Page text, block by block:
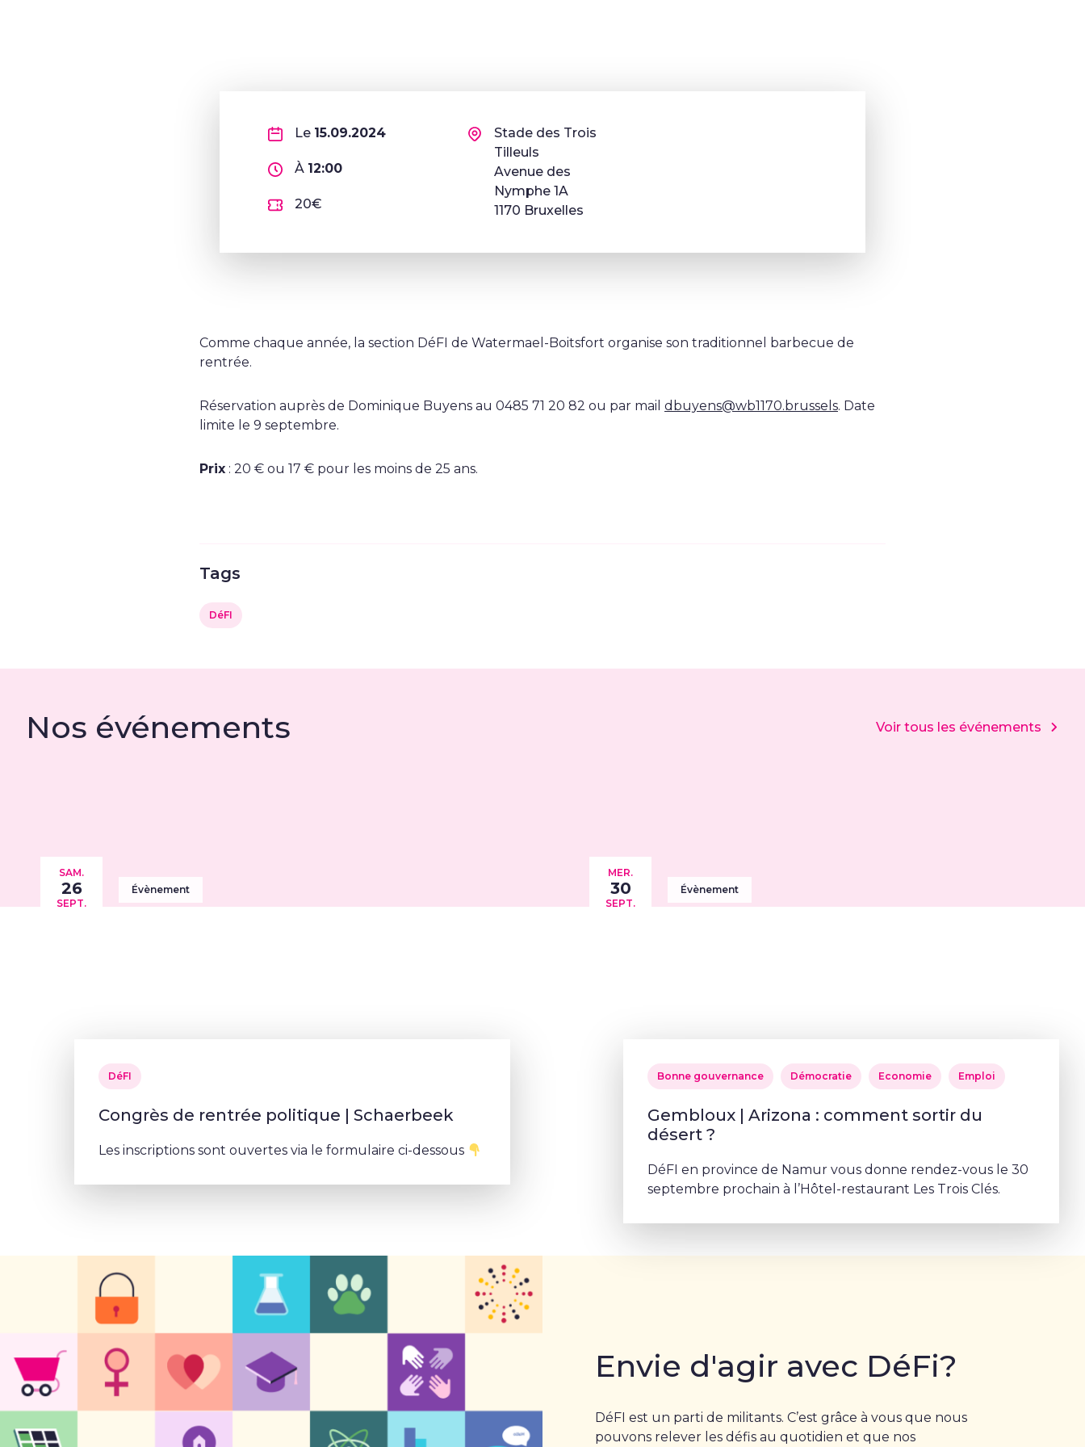
Le 15.09.2024
À 12:00
20€
Stade des Trois
Tilleuls
Avenue des
Nymphe 1A
1170 Bruxelles
Comme chaque année, la section DéFI de Watermael-Boitsfort organise son traditionnel barbecue de
rentrée.
Réservation auprès de Dominique Buyens au 0485 71 20 82 ou par mail dbuyens@wb1170.brussels. Date
limite le 9 septembre.
Prix : 20 € ou 17 € pour les moins de 25 ans.
Tags
DéFI
Nos événements Voir tous les événements
SAM.
26
SEPT.
Évènement
DéFI
Congrès de rentrée politique | Schaerbeek
Les inscriptions sont ouvertes via le formulaire ci-dessous
MER.
30
SEPT.
Évènement
Bonne gouvernance Démocratie Economie Emploi
Gembloux | Arizona : comment sortir du
désert ?
DéFI en province de Namur vous donne rendez-vous le 30
septembre prochain à l’Hôtel-restaurant Les Trois Clés.
Envie d'agir avec DéFi?
DéFI est un parti de militants. C’est grâce à vous que nous
pouvons relever les défis au quotidien et que nos